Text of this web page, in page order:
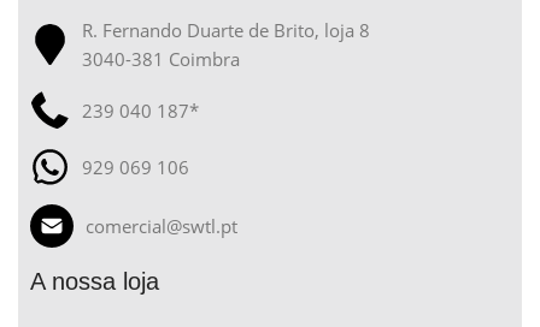
R. Fernando Duarte de Brito, loja 8
3040-381 Coimbra
239 040 187*
929 069 106
comercial@swtl.pt
A nossa loja